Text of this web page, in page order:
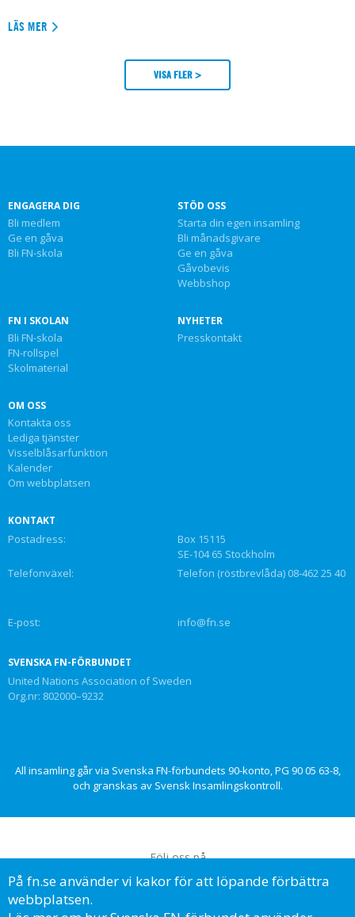
LÄS MER
VISA FLER >
ENGAGERA DIG
Bli medlem
Ge en gåva
Bli FN-skola
STÖD OSS
Starta din egen insamling
Bli månadsgivare
Ge en gåva
Gåvobevis
Webbshop
FN I SKOLAN
Bli FN-skola
FN-rollspel
Skolmaterial
NYHETER
Presskontakt
OM OSS
Kontakta oss
Lediga tjänster
Visselblåsarfunktion
Kalender
Om webbplatsen
KONTAKT
Postadress:
Box 15115
SE-104 65 Stockholm
Telefonväxel:
Telefon (röstbrevlåda) 08-462 25 40
E-post: info@fn.se
SVENSKA FN-FÖRBUNDET
United Nations Association of Sweden
Org.nr: 802000–9232
All insamling går via Svenska FN-förbundets 90-konto, PG 90 05 63-8,
och granskas av Svensk Insamlingskontroll.
Följ oss på
På fn.se använder vi kakor för att löpande förbättra
webbplatsen.